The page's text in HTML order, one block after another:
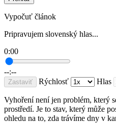
Vypočuť článok
Pripravujem slovenský hlas...
0:00
--:--
Zastaviť Rýchlosť Hlas
Vyhoření není jen problém, který
prostředí. Je to stav, který může
ohledu na to, zda trávíme dny v